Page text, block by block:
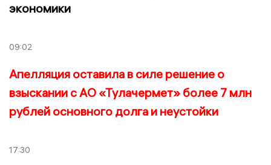
экономики
09:02
Апелляция оставила в силе решение о
взыскании с АО «Тулачермет» более 7 млн
рублей основного долга и неустойки
17:30